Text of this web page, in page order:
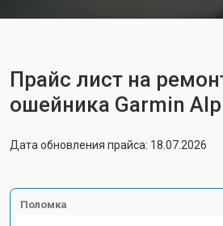
Прайс лист на
ошейника Garmin
Дата обновления прайса: 18.07.2026
Поломка